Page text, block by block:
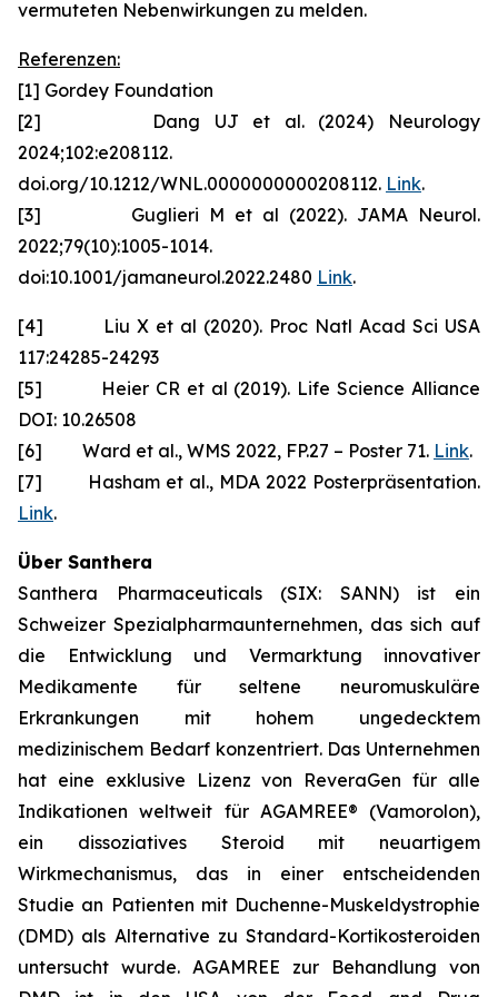
vermuteten Nebenwirkungen zu melden.
Referenzen:
[1] Gordey Foundation
[2] Dang UJ et al. (2024) Neurology
2024;102:e208112.
doi.org/10.1212/WNL.0000000000208112. Link.
[3] Guglieri M et al (2022). JAMA Neurol.
2022;79(10):1005-1014.
doi:10.1001/jamaneurol.2022.2480 Link.
[4] Liu X et al (2020). Proc Natl Acad Sci USA
117:24285-24293
[5] Heier CR et al (2019). Life Science Alliance
DOI: 10.26508
[6] Ward et al., WMS 2022, FP.27 – Poster 71. Link.
[7] Hasham et al., MDA 2022 Posterpräsentation.
Link.
Über Santhera
Santhera Pharmaceuticals (SIX: SANN) ist ein
Schweizer Spezialpharmaunternehmen, das sich auf
die Entwicklung und Vermarktung innovativer
Medikamente für seltene neuromuskuläre
Erkrankungen mit hohem ungedecktem
medizinischem Bedarf konzentriert. Das Unternehmen
hat eine exklusive Lizenz von ReveraGen für alle
Indikationen weltweit für AGAMREE® (Vamorolon),
ein dissoziatives Steroid mit neuartigem
Wirkmechanismus, das in einer entscheidenden
Studie an Patienten mit Duchenne-Muskeldystrophie
(DMD) als Alternative zu Standard-Kortikosteroiden
untersucht wurde. AGAMREE zur Behandlung von